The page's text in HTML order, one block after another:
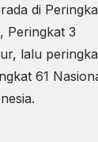
di
Peringkat 3
lalu
61